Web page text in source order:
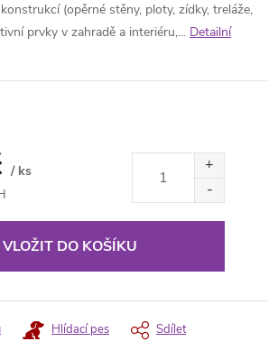
(opěrné stěny, ploty, zídky, treláže,
prvky v zahradě a interiéru,... Detailní
/ ks
VLOŽIT DO KOŠÍKU
Hlídací pes Sdílet